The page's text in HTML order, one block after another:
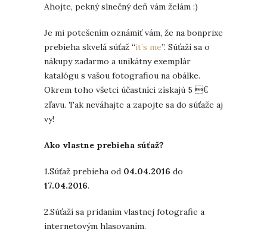
Ahojte, pekný slnečný deň vám želám :)
Je mi potešením oznámiť vám, že na bonprixe
prebieha skvelá súťaž “it’s me”. Súťaží sa o
nákupy zadarmo a unikátny exemplár
katalógu s vašou fotografiou na obálke.
Okrem toho všetci účastníci získajú 5 €
zľavu. Tak neváhajte a zapojte sa do súťaže aj
vy!
Ako vlastne prebieha súťaž?
1.Súťaž prebieha od 04.04.2016 do
17.04.2016.
2.Súťaží sa pridaním vlastnej fotografie a
internetovým hlasovaním.